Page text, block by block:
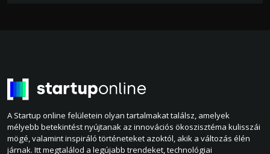
A Startup online felületein olyan tartalmakat találsz, amelyek
mélyebb betekintést nyújtanak az innovációs ökoszisztéma kulisszái
mögé, valamint inspiráló történeteket azoktól, akik a változás élén
járnak. Itt megtalálod a legújabb trendeket, technológiai